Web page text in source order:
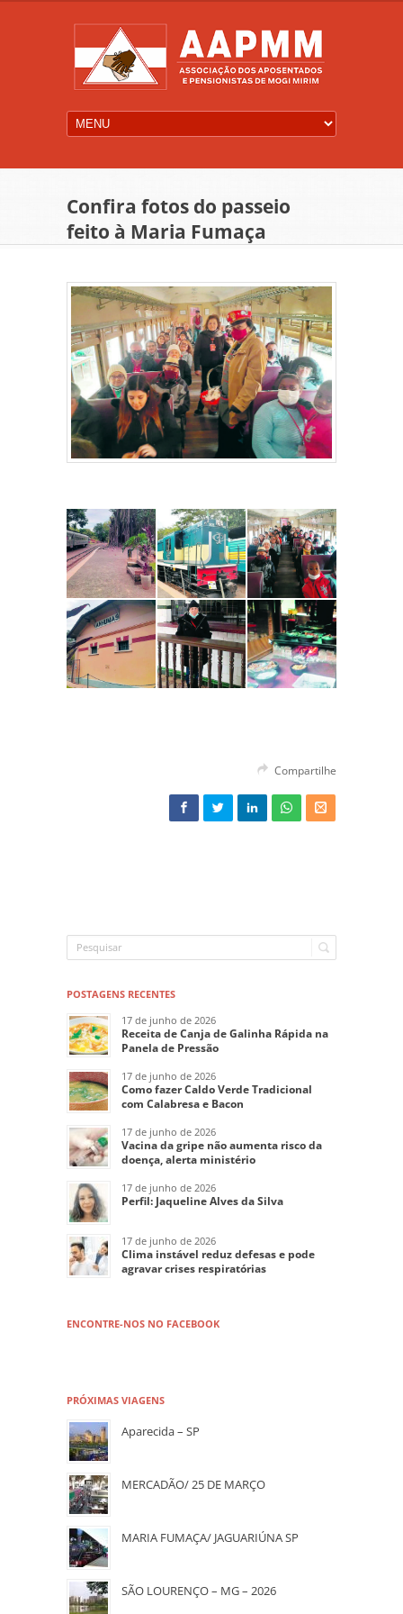
Confira fotos do passeio
feito à Maria Fumaça
Compartilhe
POSTAGENS RECENTES
17 de junho de 2026
Receita de Canja de Galinha Rápida na
Panela de Pressão
17 de junho de 2026
Como fazer Caldo Verde Tradicional
com Calabresa e Bacon
17 de junho de 2026
Vacina da gripe não aumenta risco da
doença, alerta ministério
17 de junho de 2026
Perfil: Jaqueline Alves da Silva
17 de junho de 2026
Clima instável reduz defesas e pode
agravar crises respiratórias
ENCONTRE-NOS NO FACEBOOK
PRÓXIMAS VIAGENS
Aparecida – SP
MERCADÃO/ 25 DE MARÇO
MARIA FUMAÇA/ JAGUARIÚNA SP
SÃO LOURENÇO – MG – 2026